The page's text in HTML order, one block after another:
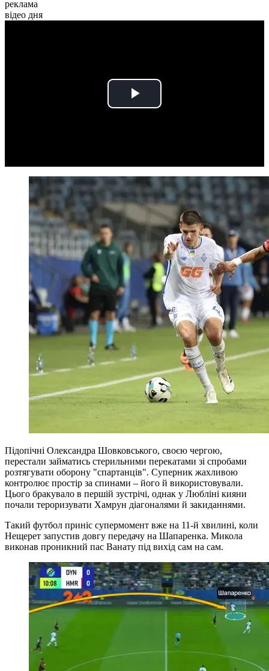
реклама
відео дня
Play
Підопічні Олександра Шовковського, своєю чергою,
перестали займатись стерильними перекатами зі спробами
розтягувати оборону "спартанців". Суперник жахливою
контролює простір за спинами – його й використовували.
Цього бракувало в першій зустрічі, однак у Любліні кияни
почали тероризувати Хамрун діагоналями й закиданнями.
Такий футбол приніс супермомент вже на 11-й хвилині, коли
Нещерет запустив довгу передачу на Шапаренка. Микола
виконав проникний пас Ванату під вихід сам на сам.